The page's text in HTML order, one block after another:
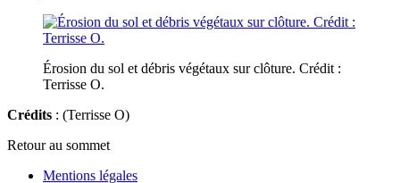
Érosion du sol et débris végétaux sur clôture. Crédit :
Terrisse O.
Crédits : (Terrisse O)
Retour au sommet
Mentions légales